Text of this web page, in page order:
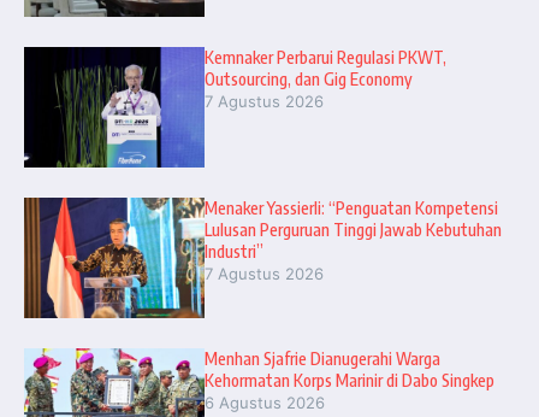
Kemnaker Perbarui Regulasi PKWT,
Outsourcing, dan Gig Economy
7 Agustus 2026
Menaker Yassierli: “Penguatan Kompetensi
Lulusan Perguruan Tinggi Jawab Kebutuhan
Industri”
7 Agustus 2026
Menhan Sjafrie Dianugerahi Warga
Kehormatan Korps Marinir di Dabo Singkep
6 Agustus 2026